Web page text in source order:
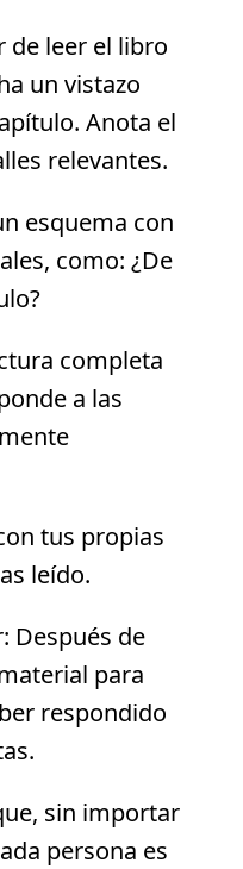
de leer el libro
un vistazo
Anota el
relevantes.
esquema con
como: ¿De
completa
a las
tus propias
leído.
Después de
para
respondido
sin importar
persona es